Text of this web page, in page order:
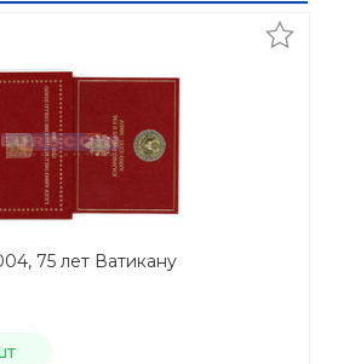
75 лет Ватикану